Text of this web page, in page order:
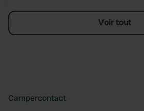
Voir tout
Campercontact